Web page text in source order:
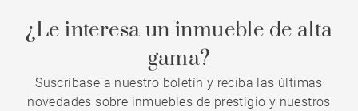
¿Le interesa un inmueble de alta
gama?
Suscríbase a nuestro boletín y reciba las últimas
novedades sobre inmuebles de prestigio y nuestros